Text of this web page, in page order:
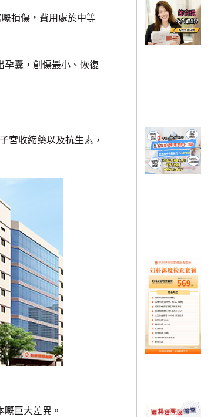
損傷，費用處於中等
囊，創傷最小、恢復
收縮藥以及抗生素，
巨大差異。